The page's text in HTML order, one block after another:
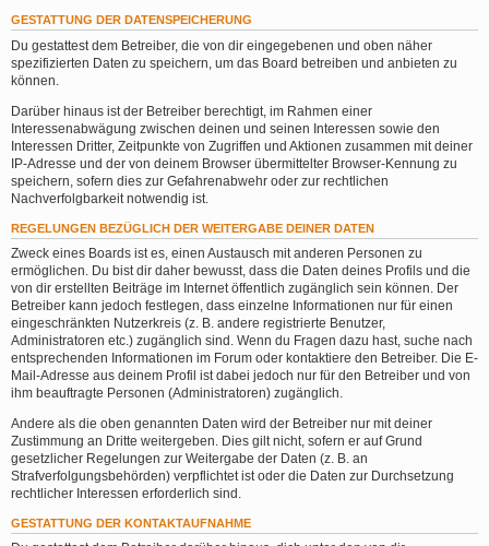
GESTATTUNG DER DATENSPEICHERUNG
Du gestattest dem Betreiber, die von dir eingegebenen und oben näher
spezifizierten Daten zu speichern, um das Board betreiben und anbieten zu
können.
Darüber hinaus ist der Betreiber berechtigt, im Rahmen einer
Interessenabwägung zwischen deinen und seinen Interessen sowie den
Interessen Dritter, Zeitpunkte von Zugriffen und Aktionen zusammen mit deiner
IP-Adresse und der von deinem Browser übermittelter Browser-Kennung zu
speichern, sofern dies zur Gefahrenabwehr oder zur rechtlichen
Nachverfolgbarkeit notwendig ist.
REGELUNGEN BEZÜGLICH DER WEITERGABE DEINER DATEN
Zweck eines Boards ist es, einen Austausch mit anderen Personen zu
ermöglichen. Du bist dir daher bewusst, dass die Daten deines Profils und die
von dir erstellten Beiträge im Internet öffentlich zugänglich sein können. Der
Betreiber kann jedoch festlegen, dass einzelne Informationen nur für einen
eingeschränkten Nutzerkreis (z. B. andere registrierte Benutzer,
Administratoren etc.) zugänglich sind. Wenn du Fragen dazu hast, suche nach
entsprechenden Informationen im Forum oder kontaktiere den Betreiber. Die E-
Mail-Adresse aus deinem Profil ist dabei jedoch nur für den Betreiber und von
ihm beauftragte Personen (Administratoren) zugänglich.
Andere als die oben genannten Daten wird der Betreiber nur mit deiner
Zustimmung an Dritte weitergeben. Dies gilt nicht, sofern er auf Grund
gesetzlicher Regelungen zur Weitergabe der Daten (z. B. an
Strafverfolgungsbehörden) verpflichtet ist oder die Daten zur Durchsetzung
rechtlicher Interessen erforderlich sind.
GESTATTUNG DER KONTAKTAUFNAHME